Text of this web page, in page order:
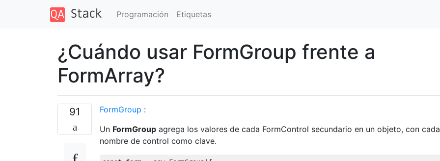
Programación Etiquetas
¿Cuándo usar FormGroup frente a
FormArray?
91 FormGroup :
Un FormGroup agrega los valores de cada FormControl secundario en un objeto, con cada
nombre de control como clave.